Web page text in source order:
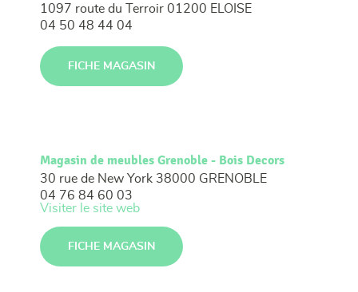
1097 route du Terroir 01200 ELOISE
04 50 48 44 04
FICHE MAGASIN
Magasin de meubles Grenoble - Bois Decors
30 rue de New York 38000 GRENOBLE
04 76 84 60 03
Visiter le site web
FICHE MAGASIN